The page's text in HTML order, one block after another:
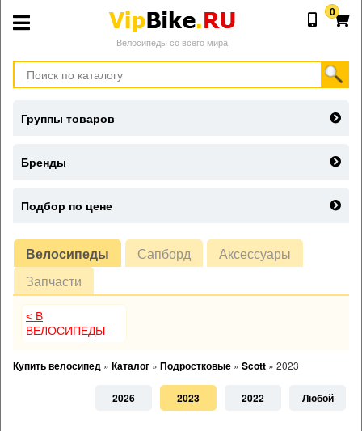
Велосипеды со всего мира
0
Велосипеды Сапборд
Аксессуары
Запчасти
< В
ВЕЛОСИПЕДЫ
Купить велосипед » Каталог » Подростковые » Scott » 2023
2026 2023 2022 Любой
Группы товаров
Бренды
Подбор по цене